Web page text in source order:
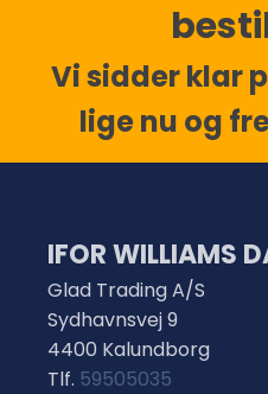
Vi sidder klar
lige nu og
IFOR WILLIAMS
Glad Trading A/S
Sydhavnsvej 9
4400 Kalundborg
Tlf. 59505035